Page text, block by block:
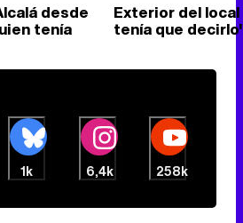
desde
tenía
Exterior del
tenía que decirlo'
1k 6,4k 258k